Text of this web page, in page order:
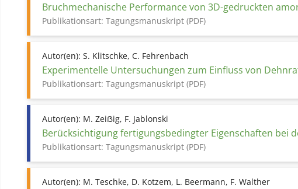
Bruchmechanische Performance von 3D-gedruckten
Publikationsart: Tagungsmanuskript (PDF)
Autor(en): S. Klitschke, C. Fehrenbach
Experimentelle Untersuchungen zum Einfluss von
Publikationsart: Tagungsmanuskript (PDF)
Autor(en): M. Zeiẞig, F. Jablonski
Berücksichtigung fertigungsbedingter Eigenschaften bei
Publikationsart: Tagungsmanuskript (PDF)
Autor(en): M. Teschke, D. Kotzem, L. Beermann, F. Walther